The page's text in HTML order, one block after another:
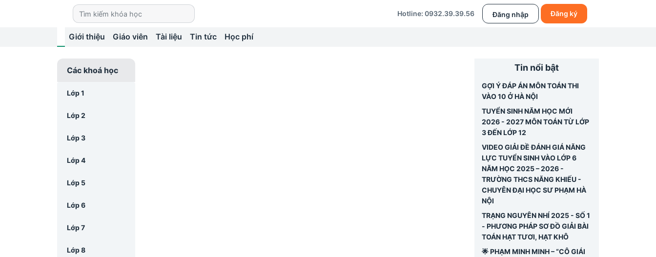
Hotline: 0932.39.39.56 Đăng nhập Đăng ký
Giới thiệu Giáo viên Tài liệu Tin tức Học phí
Các khoá học
Lớp 1
Lớp 2
Lớp 3
Lớp 4
Lớp 5
Lớp 6
Lớp 7
Lớp 8
Tin nổi bật
GỢI Ý ĐÁP ÁN MÔN TOÁN THI
VÀO 10 Ở HÀ NỘI
TUYỂN SINH NĂM HỌC MỚI
2026 - 2027 MÔN TOÁN TỪ LỚP
3 ĐẾN LỚP 12
VIDEO GIẢI ĐỀ ĐÁNH GIÁ NĂNG
LỰC TUYỂN SINH VÀO LỚP 6
NĂM HỌC 2025 – 2026 -
TRƯỜNG THCS NĂNG KHIẾU -
CHUYÊN ĐẠI HỌC SƯ PHẠM HÀ
NỘI
TRẠNG NGUYÊN NHÍ 2025 - SỐ 1
- PHƯƠNG PHÁP SƠ ĐỒ GIẢI BÀI
TOÁN HẠT TƯƠI, HẠT KHÔ
🌟 PHẠM MINH MINH – “CÔ GIÁI